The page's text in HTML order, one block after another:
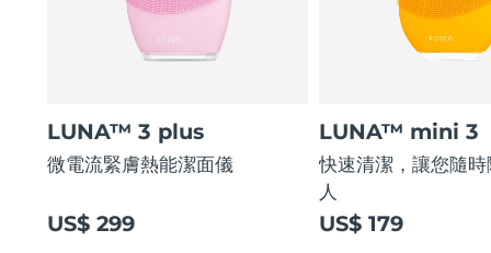
LUNA™ 3 plus
微電流緊膚熱能潔面儀
US$ 299
LUNA™ mini 3
快速清潔，讓您隨
人
US$ 179